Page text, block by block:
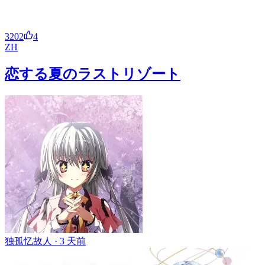
3202
4
ZH
恋する夏のラストリゾート
独孤忆故人 · 3 天前